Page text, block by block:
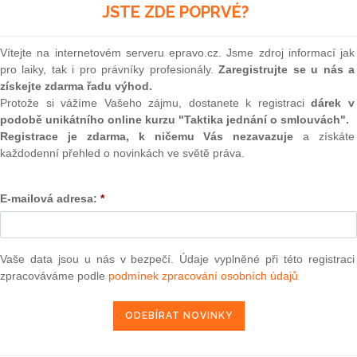
víc, než „jen“ právní služby, a to především v
se rozhodl stát se právníkem. V mládí většina lidí
mít. V tom jsem nebyl výjimka. Velký vliv měly
a blízcí přátelé. Díky nim jsem získal zájem o dvě
ke kterému mi přišlo právnické vzdělání užitečné.
po letech se vrátil k myšlence studia práv. A nelituji toho.
získal i přátele a potkal lidi, kteří se mi stali lidskými i
dárek Vám zašleme aktuální online kurz na využití
JSTE ZDE POPRVÉ?
Vítejte na internetovém serveru epravo.cz. Jsme zdroj informací jak
pro laiky, tak i pro právníky profesionály.Zaregistrujte se u nás a
získejte zdarma řadu výhod.
Protože si vážíme Vašeho zájmu, dostanete k registracidárek v
podobě unikátního online kurzu "Taktika jednání o smlouvách".
Registrace je zdarma, k ničemu Vás nezavazuje a získáte
každodenní přehled o novinkách ve světě práva.
E-mailová adresa: *
Vaše data jsou u nás v bezpečí. Údaje vyplněné při této registraci
zpracováváme podle podmínek zpracování osobních údajů